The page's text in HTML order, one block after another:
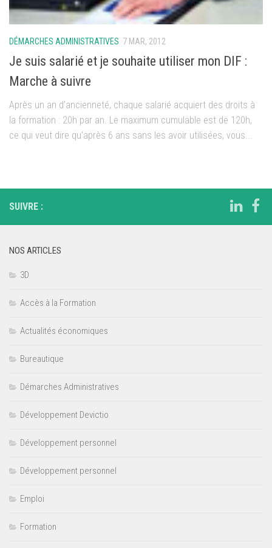
DÉMARCHES ADMINISTRATIVES 7 MAR, 2012
Je suis salarié et je souhaite utiliser mon DIF :
Marche à suivre
Après un an d’ancienneté, chaque salarié acquiert des droits à
la formation : 20h par an. Le maximum cumulable est de 120h,
ce qui veut dire qu’après 6 ans sans les avoir utilisées, vous...
SUIVRE :
NOS ARTICLES
3D
Accès à la Formation
Actualités économiques
Bureautique
Démarches Administratives
Développement Devictio
Développement personnel
Développement personnel
Emploi
Formation